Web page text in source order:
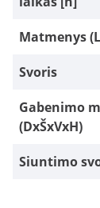
Matmenys
Svoris
Gabenimo
(DxŠxVxH)
Siuntimo